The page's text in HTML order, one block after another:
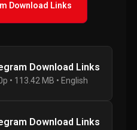
Download Links
Download Links
• 113.42 MB • English
Download Links